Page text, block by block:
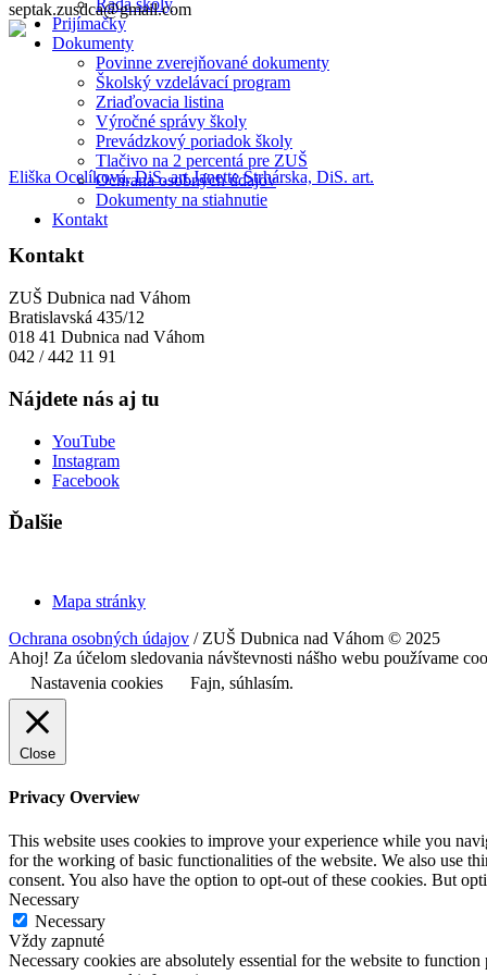
Rada školy
Prijímačky
Dokumenty
Povinne zverejňované dokumenty
Školský vzdelávací program
Zriaďovacia listina
Výročné správy školy
Prevádzkový poriadok školy
Tlačivo na 2 percentá pre ZUŠ
Ochrana osobných údajov
Dokumenty na stiahnutie
Kontakt
septak.zusdca@gmail.com
Eliška Ocelíková, DiS. art.Janette Strhárska, DiS. art.
Kontakt
ZUŠ Dubnica nad Váhom
Bratislavská 435/12
018 41 Dubnica nad Váhom
042 / 442 11 91
Nájdete nás aj tu
YouTube
Instagram
Facebook
Ďalšie
Mapa stránky
Ochrana osobných údajov / ZUŠ Dubnica nad Váhom © 2025
Ahoj! Za účelom sledovania návštevnosti nášho webu používame
Nastavenia cookies
Fajn, súhlasím.
Close
Privacy Overview
This website uses cookies to improve your experience while you
for the working of basic functionalities of the website. We also use
consent. You also have the option to opt-out of these cookies. But
Necessary
Necessary
Vždy zapnuté
Necessary cookies are absolutely essential for the website to